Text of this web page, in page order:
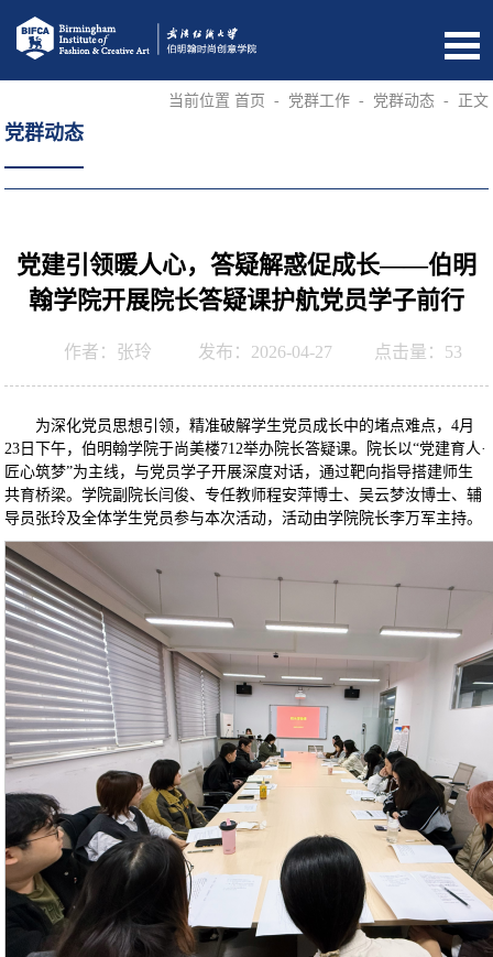
党群动态
当前位置 首页 - 党群工作 - 党群动态 - 正文
党建引领暖人心，答疑解惑促成长——伯明
翰学院开展院长答疑课护航党员学子前行
作者：张玲 发布：2026-04-27 点击量： 53
为深化党员思想引领，精准破解学生党员成长中的堵点难点，4月
23日下午，伯明翰学院于尚美楼712举办院长答疑课。院长以“党建育人·
匠心筑梦”为主线，与党员学子开展深度对话，通过靶向指导搭建师生
共育桥梁。学院副院长闫俊、专任教师程安萍博士、吴云梦汝博士、辅
导员张玲及全体学生党员参与本次活动，活动由学院院长李万军主持。